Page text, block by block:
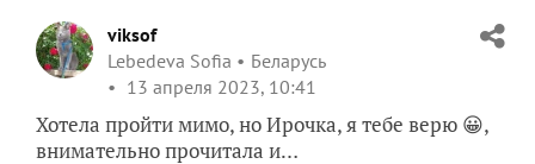
Хотела пройти мимо, но Ирочка, я тебе верю 😀,
внимательно прочитала и…
Юленька, лови мои 7 +++++++, ставлю их с
удовольствием — это то, что и на с мужем надо 👍,
спасибо большое😘❗
Обязательно приготовлю ❗